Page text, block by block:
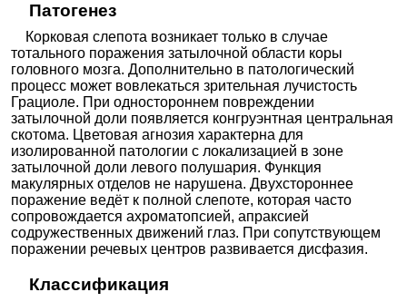
Патогенез
Корковая слепота возникает только в случае
тотального поражения затылочной области коры
головного мозга. Дополнительно в патологический
процесс может вовлекаться зрительная лучистость
Грациоле. При одностороннем повреждении
затылочной доли появляется конгруэнтная центральная
скотома. Цветовая агнозия характерна для
изолированной патологии с локализацией в зоне
затылочной доли левого полушария. Функция
макулярных отделов не нарушена. Двухстороннее
поражение ведёт к полной слепоте, которая часто
сопровождается ахроматопсией, апраксией
содружественных движений глаз. При сопутствующем
поражении речевых центров развивается дисфазия.
Классификация